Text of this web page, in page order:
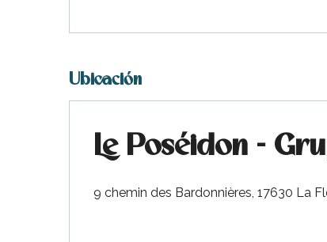
Ubicación
Le Poséidon -
9 chemin des Bardonnières, 17630 La